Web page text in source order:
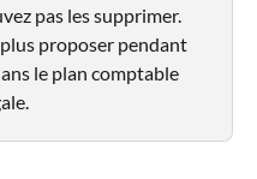
pas les supprimer.
proposer pendant
le plan comptable